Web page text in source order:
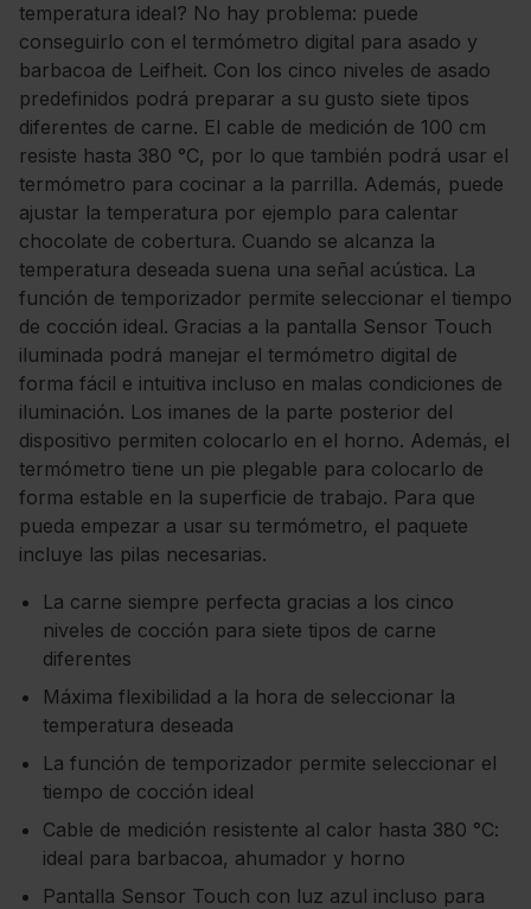
temperatura ideal? No hay problema: puede
conseguirlo con el termómetro digital para asado y
barbacoa de Leifheit. Con los cinco niveles de asado
predefinidos podrá preparar a su gusto siete tipos
diferentes de carne. El cable de medición de 100 cm
resiste hasta 380 °C, por lo que también podrá usar el
termómetro para cocinar a la parrilla. Además, puede
ajustar la temperatura por ejemplo para calentar
chocolate de cobertura. Cuando se alcanza la
temperatura deseada suena una señal acústica. La
función de temporizador permite seleccionar el tiempo
de cocción ideal. Gracias a la pantalla Sensor Touch
iluminada podrá manejar el termómetro digital de
forma fácil e intuitiva incluso en malas condiciones de
iluminación. Los imanes de la parte posterior del
dispositivo permiten colocarlo en el horno. Además, el
termómetro tiene un pie plegable para colocarlo de
forma estable en la superficie de trabajo. Para que
pueda empezar a usar su termómetro, el paquete
incluye las pilas necesarias.
La carne siempre perfecta gracias a los cinco
niveles de cocción para siete tipos de carne
diferentes
Máxima flexibilidad a la hora de seleccionar la
temperatura deseada
La función de temporizador permite seleccionar el
tiempo de cocción ideal
Cable de medición resistente al calor hasta 380 °C:
ideal para barbacoa, ahumador y horno
Pantalla Sensor Touch con luz azul incluso para